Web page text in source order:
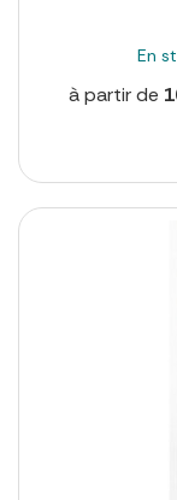
En
à partir de